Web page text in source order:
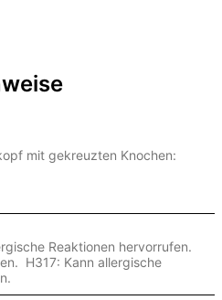
mit gekreuzten Knochen:
Reaktionen hervorrufen.
H317: Kann allergische